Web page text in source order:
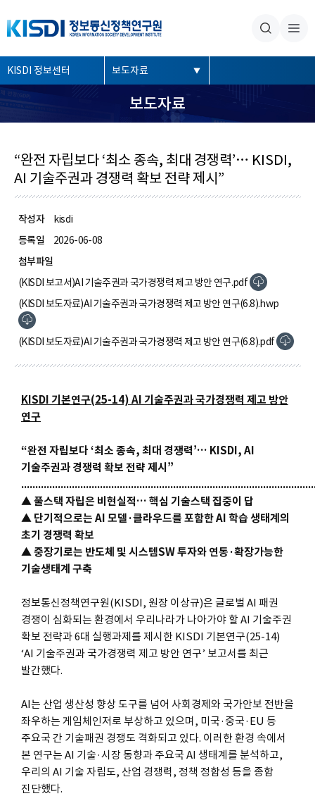
좌
측
메
KISDI 정보센터 보도자료
보도자료
“완전 자립보다 ‘최소 종속, 최대 경쟁력’… KISDI,
AI 기술주권과 경쟁력 확보 전략 제시”
작성자
kisdi
등록일
2026-06-08
첨부파일
(KISDI 보고서)AI 기술주권과 국가경쟁력 제고 방안 연구.pdf
(KISDI 보도자료)AI 기술주권과 국가경쟁력 제고 방안 연구(6.8).hwp
(KISDI 보도자료)AI 기술주권과 국가경쟁력 제고 방안 연구(6.8).pdf
KISDI 기본연구(25-14) AI 기술주권과 국가경쟁력 제고 방안
연구
“완전 자립보다 ‘최소 종속, 최대 경쟁력’… KISDI, AI
기술주권과 경쟁력 확보 전략 제시”
▲ 풀스택 자립은 비현실적… 핵심 기술스택 집중이 답
▲ 단기적으로는 AI 모델·클라우드를 포함한 AI 학습 생태계의
초기 경쟁력 확보
▲ 중장기로는 반도체 및 시스템SW 투자와 연동·확장가능한
기술생태계 구축
정보통신정책연구원(KISDI, 원장 이상규)은 글로벌 AI 패권
경쟁이 심화되는 환경에서 우리나라가 나아가야 할 AI 기술주권
확보 전략과 6대 실행과제를 제시한 KISDI 기본연구(25-14)
‘AI 기술주권과 국가경쟁력 제고 방안 연구’ 보고서를 최근
발간했다.
AI는 산업 생산성 향상 도구를 넘어 사회경제와 국가안보 전반을
좌우하는 게임체인저로 부상하고 있으며, 미국·중국·EU 등
주요국 간 기술패권 경쟁도 격화되고 있다. 이러한 환경 속에서
본 연구는 AI 기술·시장 동향과 주요국 AI 생태계를 분석하고,
우리의 AI 기술 자립도, 산업 경쟁력, 정책 정합성 등을 종합
진단했다.